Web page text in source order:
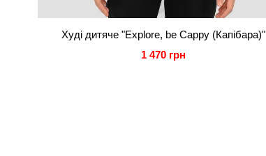
Худі дитяче "Explore, be Cappy (Капібара)"
1 470 грн